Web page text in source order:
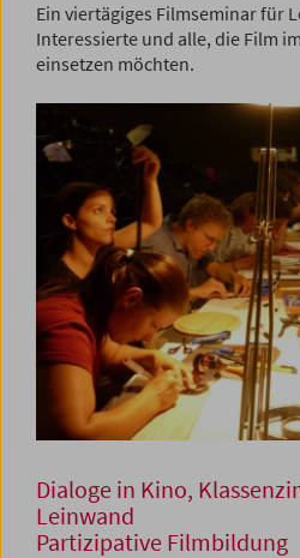
Ein viertägiges Filmseminar für
Interessierte und alle, die Film
einsetzen möchten.
Dialoge in Kino,
Leinwand
Partizipative Filmbildung